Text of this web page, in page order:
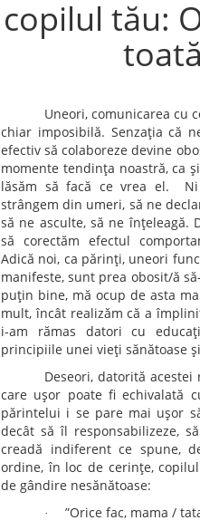
copilul tău:
Uneori, comunicarea cu
chiar imposibilă. Senzaţia că
efectiv să colaboreze devine
momente tendinţa noastră, ca
lăsăm să facă ce vrea el.
strângem din umeri, să ne
să ne asculte, să ne înţeleagă.
să corectăm efectul
Adică noi, ca părinţi, uneori
manifeste, sunt prea obosit/ă
puţin bine, mă ocup de asta
mult, încât realizăm că a
i-am rămas datori cu
principiile unei vieţi sănătoase
Deseori, datorită
care uşor poate fi echivalată
părintelui i se pare mai uşor
decât să îl responsabilizeze,
creadă indiferent ce spune,
ordine, în loc de cerinţe,
de gândire nesănătoase:
· ”Orice fac, mama /